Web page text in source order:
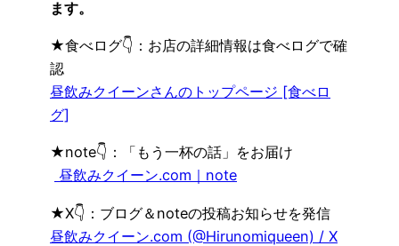
ます。
★食べログ👇：お店の詳細情報は食べログで確
認
昼飲みクイーンさんのトップページ [食べロ
グ]
★note👇：「もう一杯の話」をお届け
昼飲みクイーン.com｜note
★X👇：ブログ＆noteの投稿お知らせを発信
昼飲みクイーン.com (@Hirunomiqueen) / X